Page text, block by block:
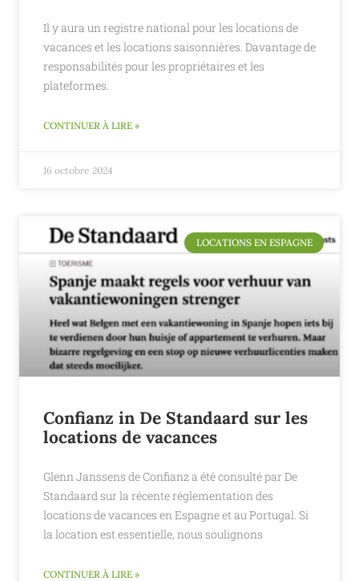
Il y aura un registre national pour les locations de
vacances et les locations saisonnières. Davantage de
responsabilités pour les propriétaires et les
plateformes.
CONTINUER À LIRE »
16 octobre 2024
LOCATIONS EN ESPAGNE
Confianz in De Standaard sur les
locations de vacances
Glenn Janssens de Confianz a été consulté par De
Standaard sur la récente réglementation des
locations de vacances en Espagne et au Portugal. Si
la location est essentielle, nous soulignons
CONTINUER À LIRE »